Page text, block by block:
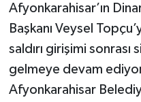
Afyonkarahisar’ın
Başkanı Veysel
saldırı girişimi
gelmeye devam
Afyonkarahisar